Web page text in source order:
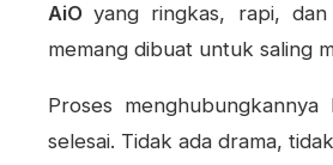
AiOyang ringkas, rapi,
memang dibuat untuk saling
Proses
selesai. Tidak ada drama,